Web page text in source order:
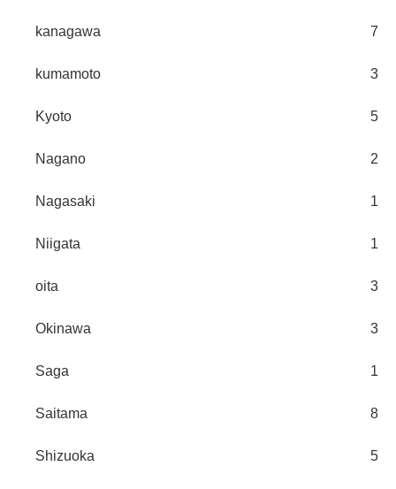
kanagawa 7
kumamoto 3
Kyoto 5
Nagano 2
Nagasaki 1
Niigata 1
oita 3
Okinawa 3
Saga 1
Saitama 8
Shizuoka 5